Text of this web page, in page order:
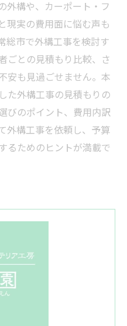
外構や、カーポート・フ
現実の費用面に悩む声も
総市で外構工事を検討す
ごとの見積もり比較、さ
安も見過ごせません。本
た外構工事の見積もりの
びのポイント、費用内訳
外構工事を依頼し、予算
るためのヒントが満載で